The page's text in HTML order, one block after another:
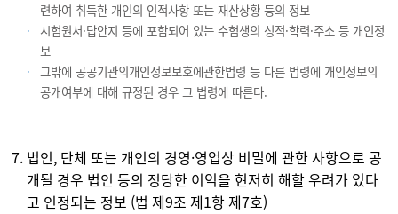
련하여 취득한 개인의 인적사항 또는 재산상황 등의 정보
시험원서·답안지 등에 포함되어 있는 수험생의 성적·학력·주소 등 개인정
보
그밖에 공공기관의개인정보보호에관한법령 등 다른 법령에 개인정보의
공개여부에 대해 규정된 경우 그 법령에 따른다.
법인, 단체 또는 개인의 경영·영업상 비밀에 관한 사항으로 공
개될 경우 법인 등의 정당한 이익을 현저히 해할 우려가 있다
고 인정되는 정보 (법 제9조 제1항 제7호)